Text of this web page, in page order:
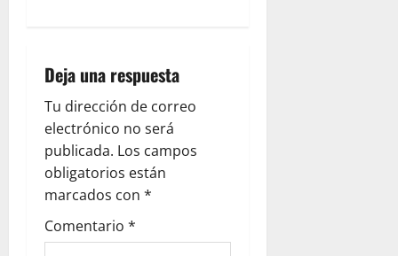
Deja una respuesta
Tu dirección de correo
electrónico no será
publicada. Los campos
obligatorios están
marcados con *
Comentario *